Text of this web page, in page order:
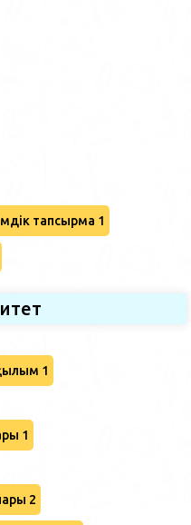
тапсырма 1
1
1
2